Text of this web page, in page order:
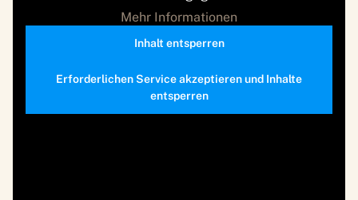
Mehr Informationen
Inhalt entsperren
Erforderlichen Service akzeptieren und Inhalte
entsperren